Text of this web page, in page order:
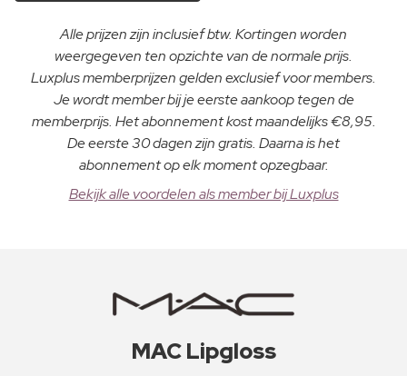
Alle prijzen zijn inclusief btw. Kortingen worden
weergegeven ten opzichte van de normale prijs.
Luxplus memberprijzen gelden exclusief voor members.
Je wordt member bij je eerste aankoop tegen de
memberprijs. Het abonnement kost maandelijks €8,95.
De eerste 30 dagen zijn gratis. Daarna is het
abonnement op elk moment opzegbaar.
Bekijk alle voordelen als member bij Luxplus
MAC Lipgloss